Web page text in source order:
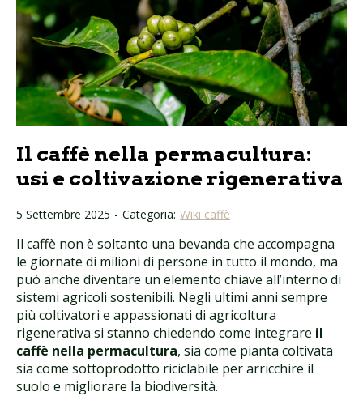
Il caffè nella permacultura:
usi e coltivazione rigenerativa
5 Settembre 2025 - Categoria: Wiki caffè
Il caffè non è soltanto una bevanda che accompagna
le giornate di milioni di persone in tutto il mondo, ma
può anche diventare un elemento chiave all’interno di
sistemi agricoli sostenibili. Negli ultimi anni sempre
più coltivatori e appassionati di agricoltura
rigenerativa si stanno chiedendo come integrare il
caffè nella permacultura, sia come pianta coltivata
sia come sottoprodotto riciclabile per arricchire il
suolo e migliorare la biodiversità.